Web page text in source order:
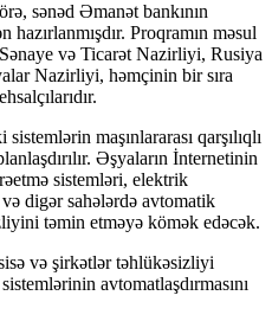
sənəd Əmanət bankının
Proqramın məsul
Sənaye və Ticarət Nazirliyi, Rusiya
Nazirliyi, həmçinin bir sıra
maşınlararası qarşılıqlı
Əşyaların İnternetinin
sistemləri, elektrik
digər sahələrdə avtomatik
təmin etməyə kömək edəcək.
və şirkətlər təhlükəsizliyi
avtomatlaşdırmasını